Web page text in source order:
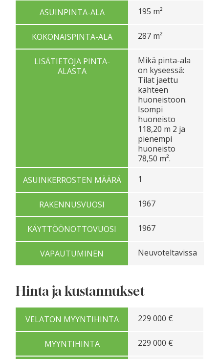
ASUINPINTA-ALA 195 m²
KOKONAISPINTA-ALA 287 m²
LISÄTIETOJA PINTA-
ALASTA
Mikä pinta-ala
on kyseessä:
Tilat jaettu
kahteen
huoneistoon.
Isompi
huoneisto
118,20 m 2 ja
pienempi
huoneisto
78,50 m².
ASUINKERROSTEN MÄÄRÄ
1
RAKENNUSVUOSI 1967
KÄYTTÖÖNOTTOVUOSI 1967
VAPAUTUMINEN Neuvoteltavissa
Hinta ja kustannukset
VELATON MYYNTIHINTA 229 000 €
MYYNTIHINTA 229 000 €